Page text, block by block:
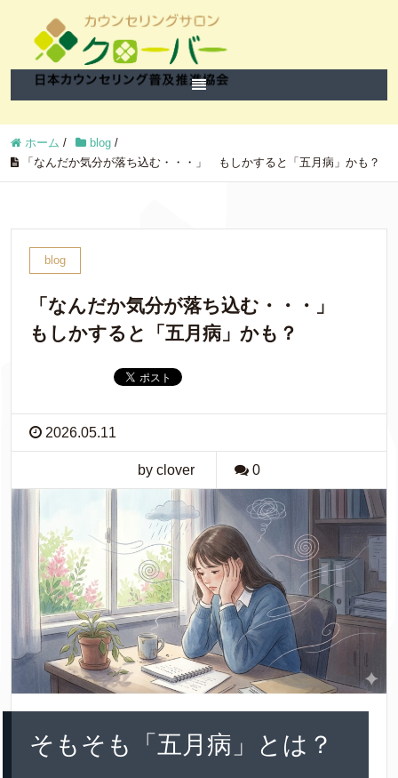
ホーム / blog /
「なんだか気分が落ち込む・・・」 もしかすると「五月病」かも？
blog
「なんだか気分が落ち込む・・・」
もしかすると「五月病」かも？
2026.05.11
by clover 0
そもそも「五月病」とは？